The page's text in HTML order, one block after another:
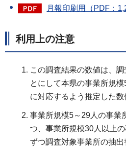
月報印刷用（PDF：
利用上の注意
この調査結果の数値は、
とにして本県の事業所規
に対応するよう推定した数
事業所規模5～29人の事業
つ、事業所規模30人以上
ずつ調査対象事業所の抽出